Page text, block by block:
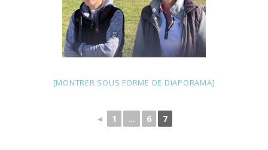
[MONTRER SOUS FORME DE DIAPORAMA]
◄ 1 ... 6 7